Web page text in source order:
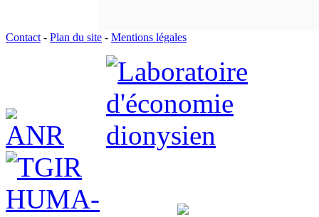
Contact - Plan du site - Mentions légales